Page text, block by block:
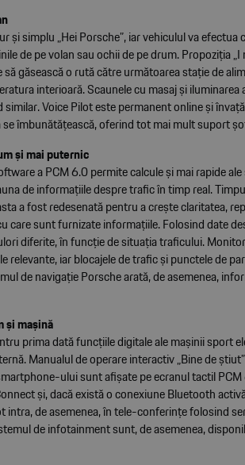
și simplu „Hei Porsche”, iar vehiculul va efectua
de pe volan sau ochii de pe drum. Propoziția „I
găsească o rută către următoarea stație de
interioară. Scaunele cu masaj și
Voice Pilot este permanent online și
îmbunătățească, oferind tot mai mult suport
și mai puternic
a PCM 6.0 permite calcule și mai rapide
de informațiile despre trafic în timp real.
a fost redesenată pentru a crește claritatea,
care sunt furnizate informațiile. Folosind date
diferite, în funcție de situația traficului.
relevante, iar blocajele de trafic și punctele de
de navigație Porsche arată, de asemenea,
și mașină
prima dată funcțiile digitale ale mașinii sport
Manualul de operare interactiv „Bine de
ului sunt afișate pe ecranul tactil
și, dacă există o conexiune Bluetooth
de asemenea, în tele-conferințe folosind
de infotainment sunt, de asemenea,